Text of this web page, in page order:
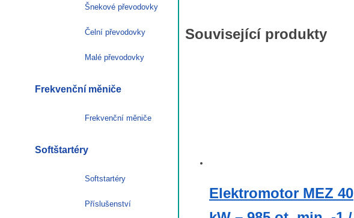
Související produkty
Elektromotor MEZ 40
Šnekové převodovky
Čelní převodovky
Malé převodovky
Frekvenční měniče
Frekvenční měniče
Softštartéry
Softstartéry
Příslušenství